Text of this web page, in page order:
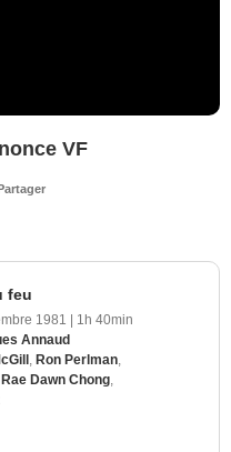
VF
feu
1981 | 1h 40min
Annaud
Ron Perlman
Rae Dawn Chong